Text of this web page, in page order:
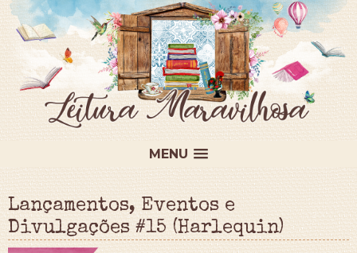
MENU
Lançamentos, Eventos e
Divulgações #15 (Harlequin)